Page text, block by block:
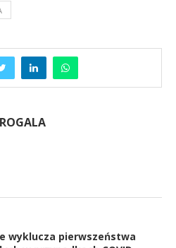
wyklucza pierwszeństwa